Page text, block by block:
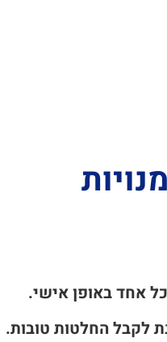
אחד באופן אישי.
לקבל החלטות טובות.